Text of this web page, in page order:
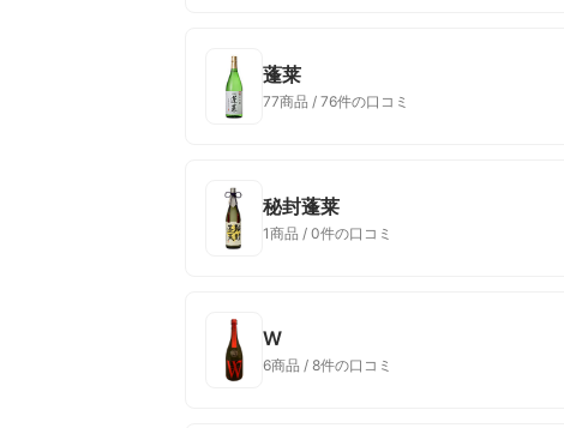
蓬莱
77商品 / 76件の口コミ
秘封蓬莱
1商品 / 0件の口コミ
W
6商品 / 8件の口コミ